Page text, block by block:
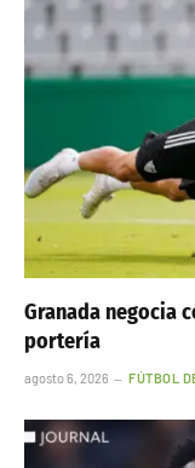
Granada negocia
portería
agosto 6, 2026 FÚTBOL